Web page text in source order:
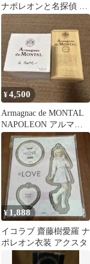
ナポレオンと名探偵 ベ
ートーベンと名探偵 2
¥4,500
Armagnac de MONTAL
NAPOLEON アルマニ
ャック モンタル
¥ 1,888
イコラブ 齋藤樹愛羅 ナ
ポレオン衣装 アクスタ